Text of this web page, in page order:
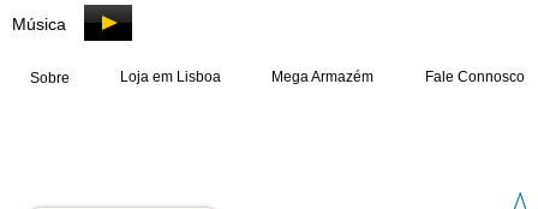
Música
Sobre Loja em Lisboa Mega Armazém Fale Connosco